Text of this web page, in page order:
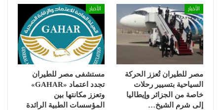
الأخبار
مصر للطيران تُعزز الحركة
السياحية بتسيير رحلات
خاصة من الجزائر وإيطاليا
إلى شرم الشيخ…
الأخبار
مستشفى مصر للطيران
تجدد اعتماد «GAHAR»
وتعزز مكانتها بين
المؤسسات الطبية الرائدة